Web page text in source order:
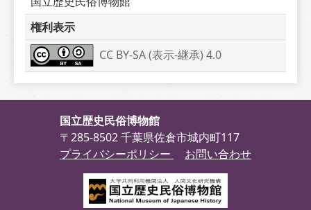
権利表示
CC BY-SA (表示-継承) 4.0
国立歴史民俗博物館
〒285-8502 千葉県佐倉市城内町117
プライバシーポリシー
お問い合わせ